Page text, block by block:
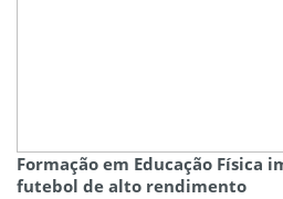
Formação em Educação Física
futebol de alto rendimento